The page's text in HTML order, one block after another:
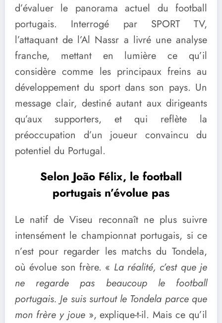
d’évaluer le panorama actuel du football
portugais. Interrogé par SPORT TV,
l’attaquant de l’Al Nassr a livré une analyse
franche, mettant en lumière ce qu’il
considère comme les principaux freins au
développement du sport dans son pays. Un
message clair, destiné autant aux dirigeants
qu’aux supporters, et qui reflète la
préoccupation d’un joueur convaincu du
potentiel du Portugal.
Selon João Félix, le football
portugais n’évolue pas
Le natif de Viseu reconnaît ne plus suivre
intensément le championnat portugais, si ce
n’est pour regarder les matchs du Tondela,
où évolue son frère. « La réalité, c’est que je
ne regarde pas beaucoup le football
portugais. Je suis surtout le Tondela parce que
mon frère y joue», explique-t-il. Mais ce qu’il